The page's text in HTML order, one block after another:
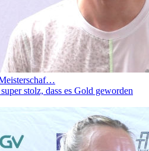
stolz, dass es Gold geworden